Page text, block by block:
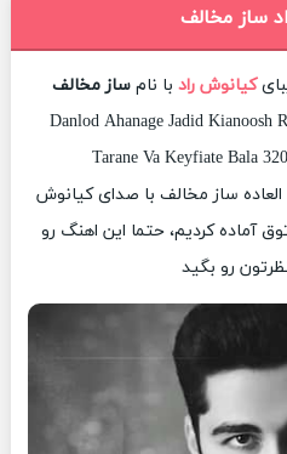
ساز مخالف
کیانوش راد با نام ساز مخالف
Danlod Ahanage Jadid Kianoosh
Tarane Va Keyfiate Bala
العاده ساز مخالف با صدای کیانوش
آماده کردیم، حتما این اهنگ رو
رو بگید